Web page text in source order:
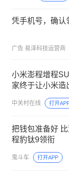
凭手机号，确认
广告 易泽科技运营商
小米澎程增程
家终于让小米造
中关村在线 打开
把钱包准备好
程豹钛9领衔
鬼斗车 打开APP